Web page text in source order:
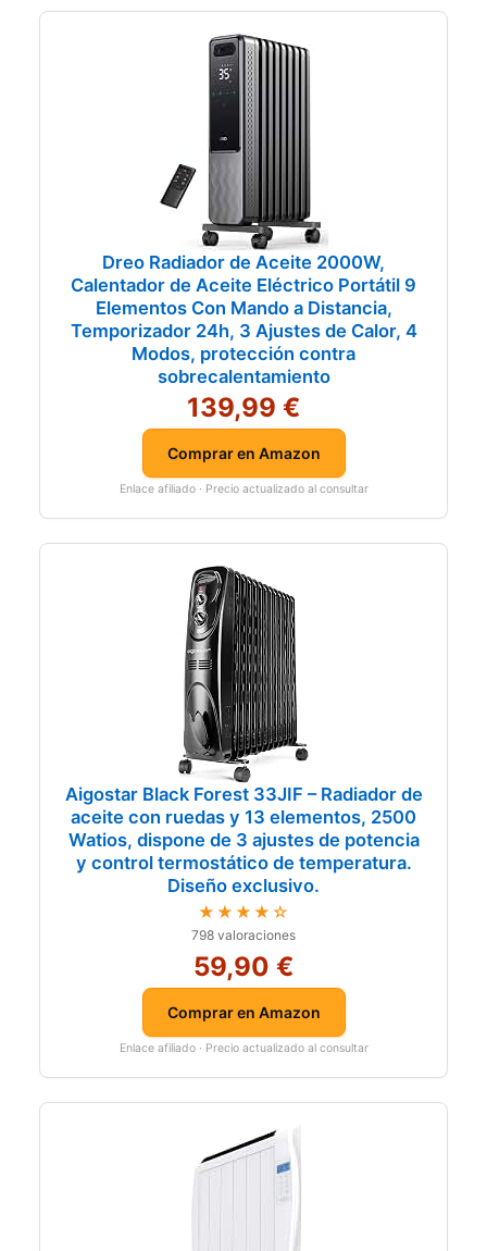
Dreo Radiador de Aceite 2000W,
Calentador de Aceite Eléctrico Portátil 9
Elementos Con Mando a Distancia,
Temporizador 24h, 3 Ajustes de Calor, 4
Modos, protección contra
sobrecalentamiento
139,99 €
Comprar en Amazon
Enlace afiliado · Precio actualizado al consultar
Aigostar Black Forest 33JIF – Radiador de
aceite con ruedas y 13 elementos, 2500
Watios, dispone de 3 ajustes de potencia
y control termostático de temperatura.
Diseño exclusivo.
★★★★☆
798 valoraciones
59,90 €
Comprar en Amazon
Enlace afiliado · Precio actualizado al consultar